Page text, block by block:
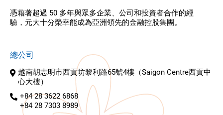
憑藉著超過 50 多年與眾多企業、公司和投資者合作的經
驗，元大十分榮幸能成為亞洲領先的金融控股集團。
總公司
越南胡志明市西貢坊黎利路65號4樓（Saigon Centre西貢中
心大樓）
+84 28 3622 6868
+84 28 7303 8989